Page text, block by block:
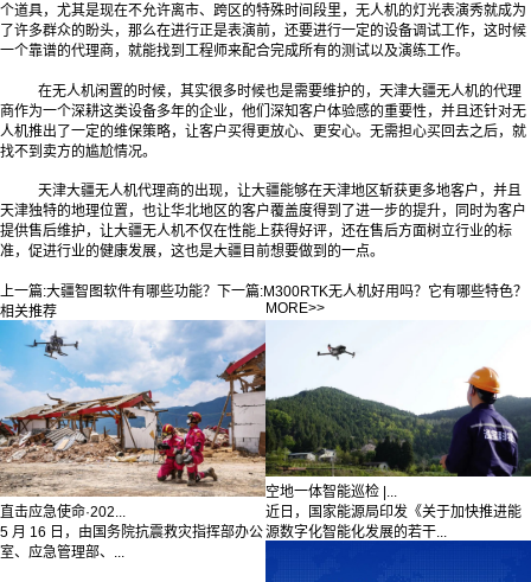
个道具，尤其是现在不允许离市、跨区的特殊时间段里，无人机的灯光表演秀就成为
了许多群众的盼头，那么在进行正是表演前，还要进行一定的设备调试工作，这时候
一个靠谱的代理商，就能找到工程师来配合完成所有的测试以及演练工作。
在无人机闲置的时候，其实很多时候也是需要维护的，天津大疆无人机的代理
商作为一个深耕这类设备多年的企业，他们深知客户体验感的重要性，并且还针对无
人机推出了一定的维保策略，让客户买得更放心、更安心。无需担心买回去之后，就
找不到卖方的尴尬情况。
天津大疆无人机代理商的出现，让大疆能够在天津地区斩获更多地客户，并且
天津独特的地理位置，也让华北地区的客户覆盖度得到了进一步的提升，同时为客户
提供售后维护，让大疆无人机不仅在性能上获得好评，还在售后方面树立行业的标
准，促进行业的健康发展，这也是大疆目前想要做到的一点。
上一篇:大疆智图软件有哪些功能？ 下一篇:M300RTK无人机好用吗？它有哪些特色？
相关推荐
MORE>>
直击应急使命·202...
5 月 16 日，由国务院抗震救灾指挥部办公
室、应急管理部、...
空地一体智能巡检 |...
近日，国家能源局印发《关于加快推进能
源数字化智能化发展的若干...